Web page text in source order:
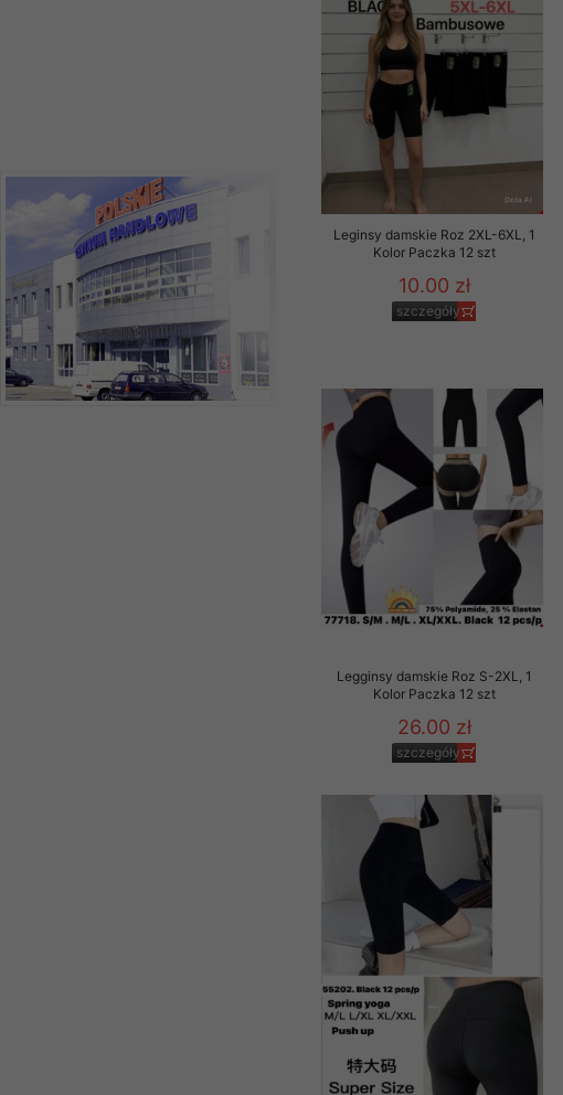
Leginsy damskie Roz 2XL-6XL, 1
Kolor Paczka 12 szt
10.00 zł
szczegóły
Legginsy damskie Roz S-2XL, 1
Kolor Paczka 12 szt
26.00 zł
szczegóły